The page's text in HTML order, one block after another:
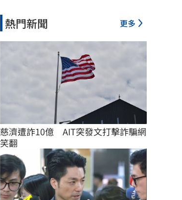
熱門新聞 更多
慈濟遭詐10億　AIT突發文打擊詐騙網
笑翻